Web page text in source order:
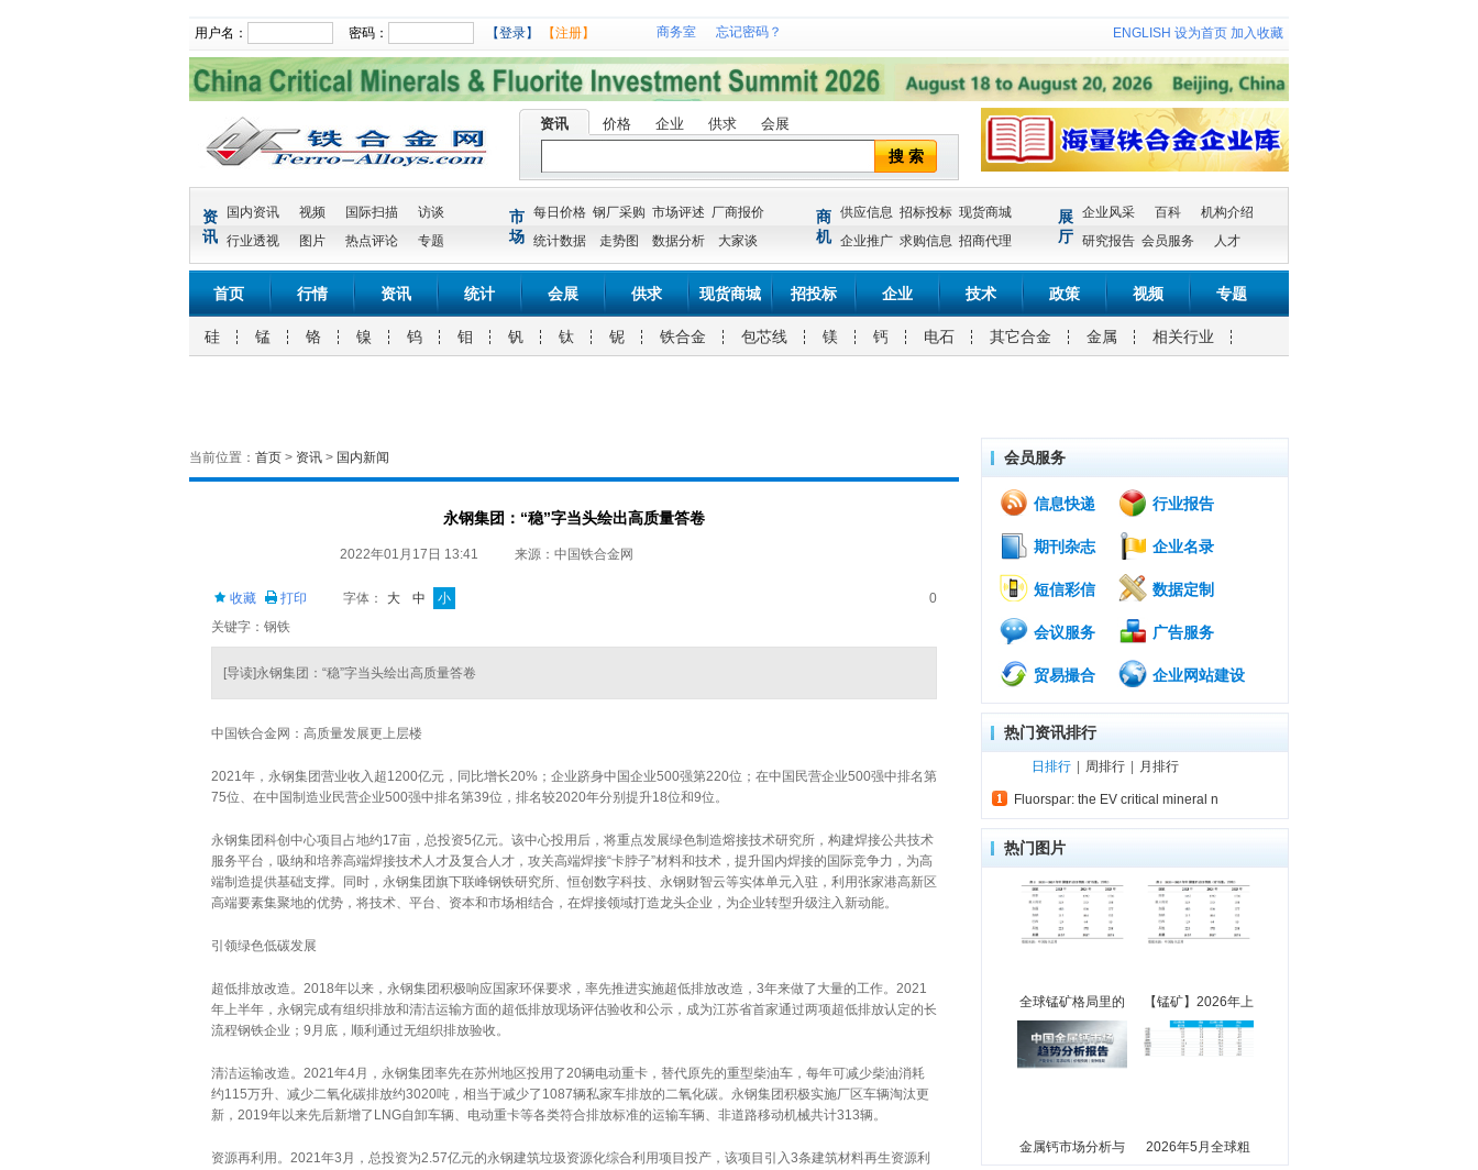
用户名： 密码： 【登录】 【注册】 商务室 忘记密码？ ENGLISH 设为首页 加入收藏
资讯 价格 企业 供求 会展
搜 索
资
讯
国内资讯 视频 国际扫描
访谈
行业透视
图片 热点评论 专题
市
场
每日价格 钢厂采购 市场评述 厂商报价
统计数据
走势图 数据分析 大家谈
商
机
供应信息 招标投标 现货商城
企业推广 求购信息 招商代理
展
厅
企业风采 百科
机构介绍
研究报告 会员服务 人才
首页 行情 资讯 统计 会展 供求 现货商城 招投标 企业 技术 政策 视频 专题
硅 锰 铬 镍 钨 钼 钒 钛 铌 铁合金 包芯线 镁 钙 电石 其它合金 金属 相关行业
当前位置： 首页 > 资讯 > 国内新闻
永钢集团：“稳”字当头绘出高质量答卷
2022年01月17日 13:41 来源：中国铁合金网
收藏 打印 字体： 大 中 小
0
关键字：钢铁
[导读]永钢集团：“稳”字当头绘出高质量答卷
中国铁合金网：高质量发展更上层楼
2021年，永钢集团营业收入超1200亿元，同比增长20%；企业跻身中国企业500强第220位；在中国民营企业500强中排名第
75位、在中国制造业民营企业500强中排名第39位，排名较2020年分别提升18位和9位。
永钢集团科创中心项目占地约17亩，总投资5亿元。该中心投用后，将重点发展绿色制造熔接技术研究所，构建焊接公共技术
服务平台，吸纳和培养高端焊接技术人才及复合人才，攻关高端焊接“卡脖子”材料和技术，提升国内焊接的国际竞争力，为高
端制造提供基础支撑。同时，永钢集团旗下联峰钢铁研究所、恒创数字科技、永钢财智云等实体单元入驻，利用张家港高新区
高端要素集聚地的优势，将技术、平台、资本和市场相结合，在焊接领域打造龙头企业，为企业转型升级注入新动能。
引领绿色低碳发展
超低排放改造。2018年以来，永钢集团积极响应国家环保要求，率先推进实施超低排放改造，3年来做了大量的工作。2021
年上半年，永钢完成有组织排放和清洁运输方面的超低排放现场评估验收和公示，成为江苏省首家通过两项超低排放认定的长
流程钢铁企业；9月底，顺利通过无组织排放验收。
清洁运输改造。2021年4月，永钢集团率先在苏州地区投用了20辆电动重卡，替代原先的重型柴油车，每年可减少柴油消耗
约115万升、减少二氧化碳排放约3020吨，相当于减少了1087辆私家车排放的二氧化碳。永钢集团积极实施厂区车辆淘汰更
新，2019年以来先后新增了LNG自卸车辆、电动重卡等各类符合排放标准的运输车辆、非道路移动机械共计313辆。
资源再利用。2021年3月，总投资为2.57亿元的永钢建筑垃圾资源化综合利用项目投产，该项目引入3条建筑材料再生资源利
会员服务
信息快递 行业报告
期刊杂志 企业名录
短信彩信 数据定制
会议服务 广告服务
贸易撮合 企业网站建设
热门资讯排行
日排行 周排行 月排行
Fluorspar: the EV critical mineral n
热门图片
全球锰矿格局里的 【锰矿】2026年上
金属钙市场分析与 2026年5月全球粗